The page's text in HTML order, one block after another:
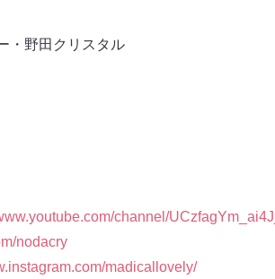
・野田クリスタル
channel/
nodacry
madicallovely/